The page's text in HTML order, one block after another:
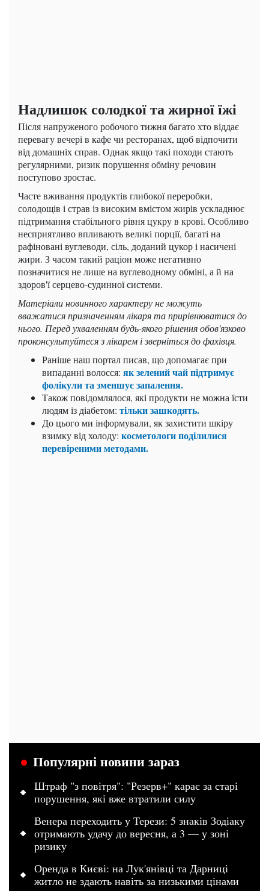
Надлишок солодкої та жирної їжі
Після напруженого робочого тижня багато хто віддає
перевагу вечері в кафе чи ресторанах, щоб відпочити
від домашніх справ. Однак якщо такі походи стають
регулярними, ризик порушення обміну речовин
поступово зростає.
Часте вживання продуктів глибокої переробки,
солодощів і страв із високим вмістом жирів ускладнює
підтримання стабільного рівня цукру в крові. Особливо
несприятливо впливають великі порції, багаті на
рафіновані вуглеводи, сіль, доданий цукор і насичені
жири. З часом такий раціон може негативно
позначитися не лише на вуглеводному обміні, а й на
здоров'ї серцево-судинної системи.
Матеріали новинного характеру не можуть
вважатися призначенням лікаря та прирівнюватися до
нього. Перед ухваленням будь-якого рішення обов'язково
проконсультуйтеся з лікарем і зверніться до фахівця.
Раніше наш портал писав, що допомагає при
випаданні волосся: як зелений чай підтримує
фолікули та зменшує запалення.
Також повідомлялося, які продукти не можна їсти
людям із діабетом: тільки зашкодять.
До цього ми інформували, як захистити шкіру
взимку від холоду: косметологи поділилися
перевіреними методами.
Популярні новини зараз
Штраф "з повітря": "Резерв+" карає за старі
порушення, які вже втратили силу
Венера переходить у Терези: 5 знаків Зодіаку
отримають удачу до вересня, а 3 — у зоні
ризику
Оренда в Києві: на Лук'янівці та Дарниці
житло не здають навіть за низькими цінами